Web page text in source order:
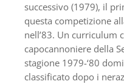
successivo (1979), il
questa competizione
nell’83. Un curriculum
capocannoniere della
stagione 1979-‘80
classificato dopo i